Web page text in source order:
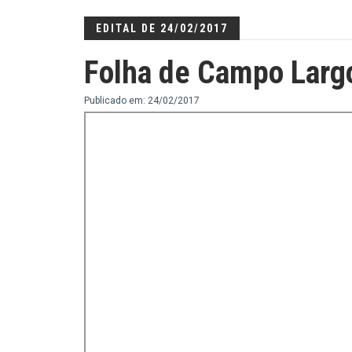
EDITAL DE 24/02/2017
Folha de Campo
Publicado em: 24/02/2017